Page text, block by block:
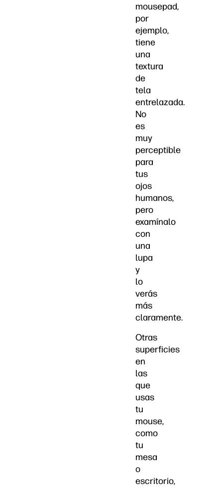
mousepad,
por
ejemplo,
tiene
una
textura
de
tela
entrelazada.
No
es
muy
perceptible
para
tus
ojos
humanos,
pero
examínalo
con
una
lupa
y
lo
verás
más
claramente.
Otras
superficies
en
las
que
usas
tu
mouse,
como
tu
mesa
o
escritorio,